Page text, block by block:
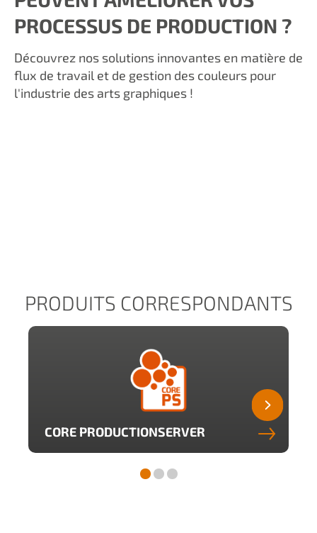
PROCESSUS DE PRODUCTION ?
Découvrez nos solutions innovantes en matière de
flux de travail et de gestion des couleurs pour
l'industrie des arts graphiques !
PRODUITS CORRESPONDANTS
CORE PRODUCTIONSERVER